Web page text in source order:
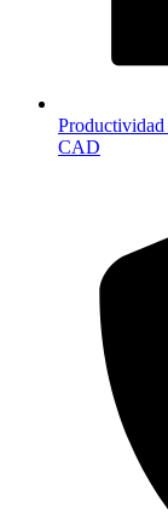
Productividad
CAD